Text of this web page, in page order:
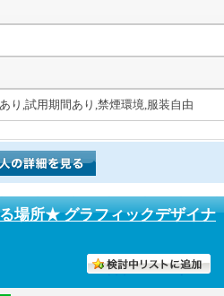
り,試用期間あり,禁煙環境,服装自由
場所★ グラフィックデザイナ